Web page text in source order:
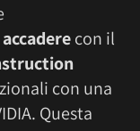
con il
con una
Questa